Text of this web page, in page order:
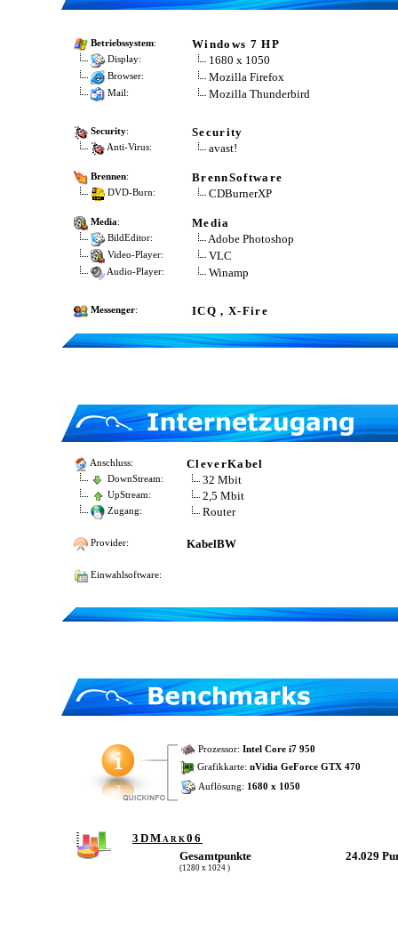
Betriebssystem: Windows 7 HP
Display: 1680 x 1050
Browser: Mozilla Firefox
Mail: Mozilla Thunderbird
Security: Security
Anti-Virus: avast!
Brennen: BrennSoftware
DVD-Burn: CDBurnerXP
Media: Media
BildEditor: Adobe Photoshop
Video-Player: VLC
Audio-Player: Winamp
Messenger: ICQ , X-Fire
Anschluss: CleverKabel
DownStream: 32 Mbit
UpStream: 2,5 Mbit
Zugang: Router
Provider: KabelBW
Einwahlsoftware:
Prozessor: Intel Core i7 950
Grafikkarte: nVidia GeForce GTX 470
Auflösung: 1680 x 1050
3DMark06
Gesamtpunkte
(1280 x 1024 )
24.029